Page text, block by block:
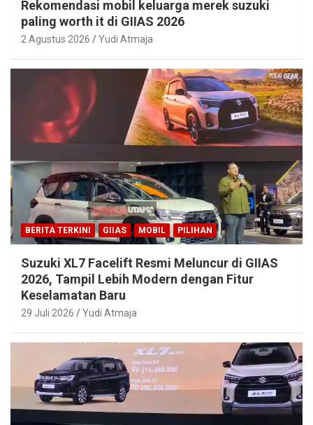
Rekomendasi mobil keluarga merek suzuki
paling worth it di GIIAS 2026
2 Agustus 2026 Yudi Atmaja
BERITA TERKINI GIIAS MOBIL PILIHAN
Suzuki XL7 Facelift Resmi Meluncur di GIIAS
2026, Tampil Lebih Modern dengan Fitur
Keselamatan Baru
29 Juli 2026 Yudi Atmaja